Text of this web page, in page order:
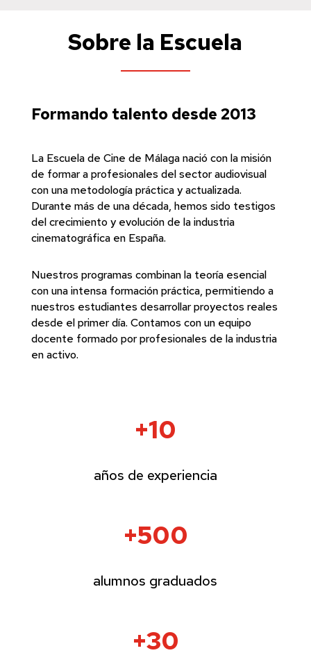
Sobre la Escuela
Formando talento desde 2013
La Escuela de Cine de Málaga nació con la misión
de formar a profesionales del sector audiovisual
con una metodología práctica y actualizada.
Durante más de una década, hemos sido testigos
del crecimiento y evolución de la industria
cinematográfica en España.
Nuestros programas combinan la teoría esencial
con una intensa formación práctica, permitiendo a
nuestros estudiantes desarrollar proyectos reales
desde el primer día. Contamos con un equipo
docente formado por profesionales de la industria
en activo.
+10
años de experiencia
+500
alumnos graduados
+30